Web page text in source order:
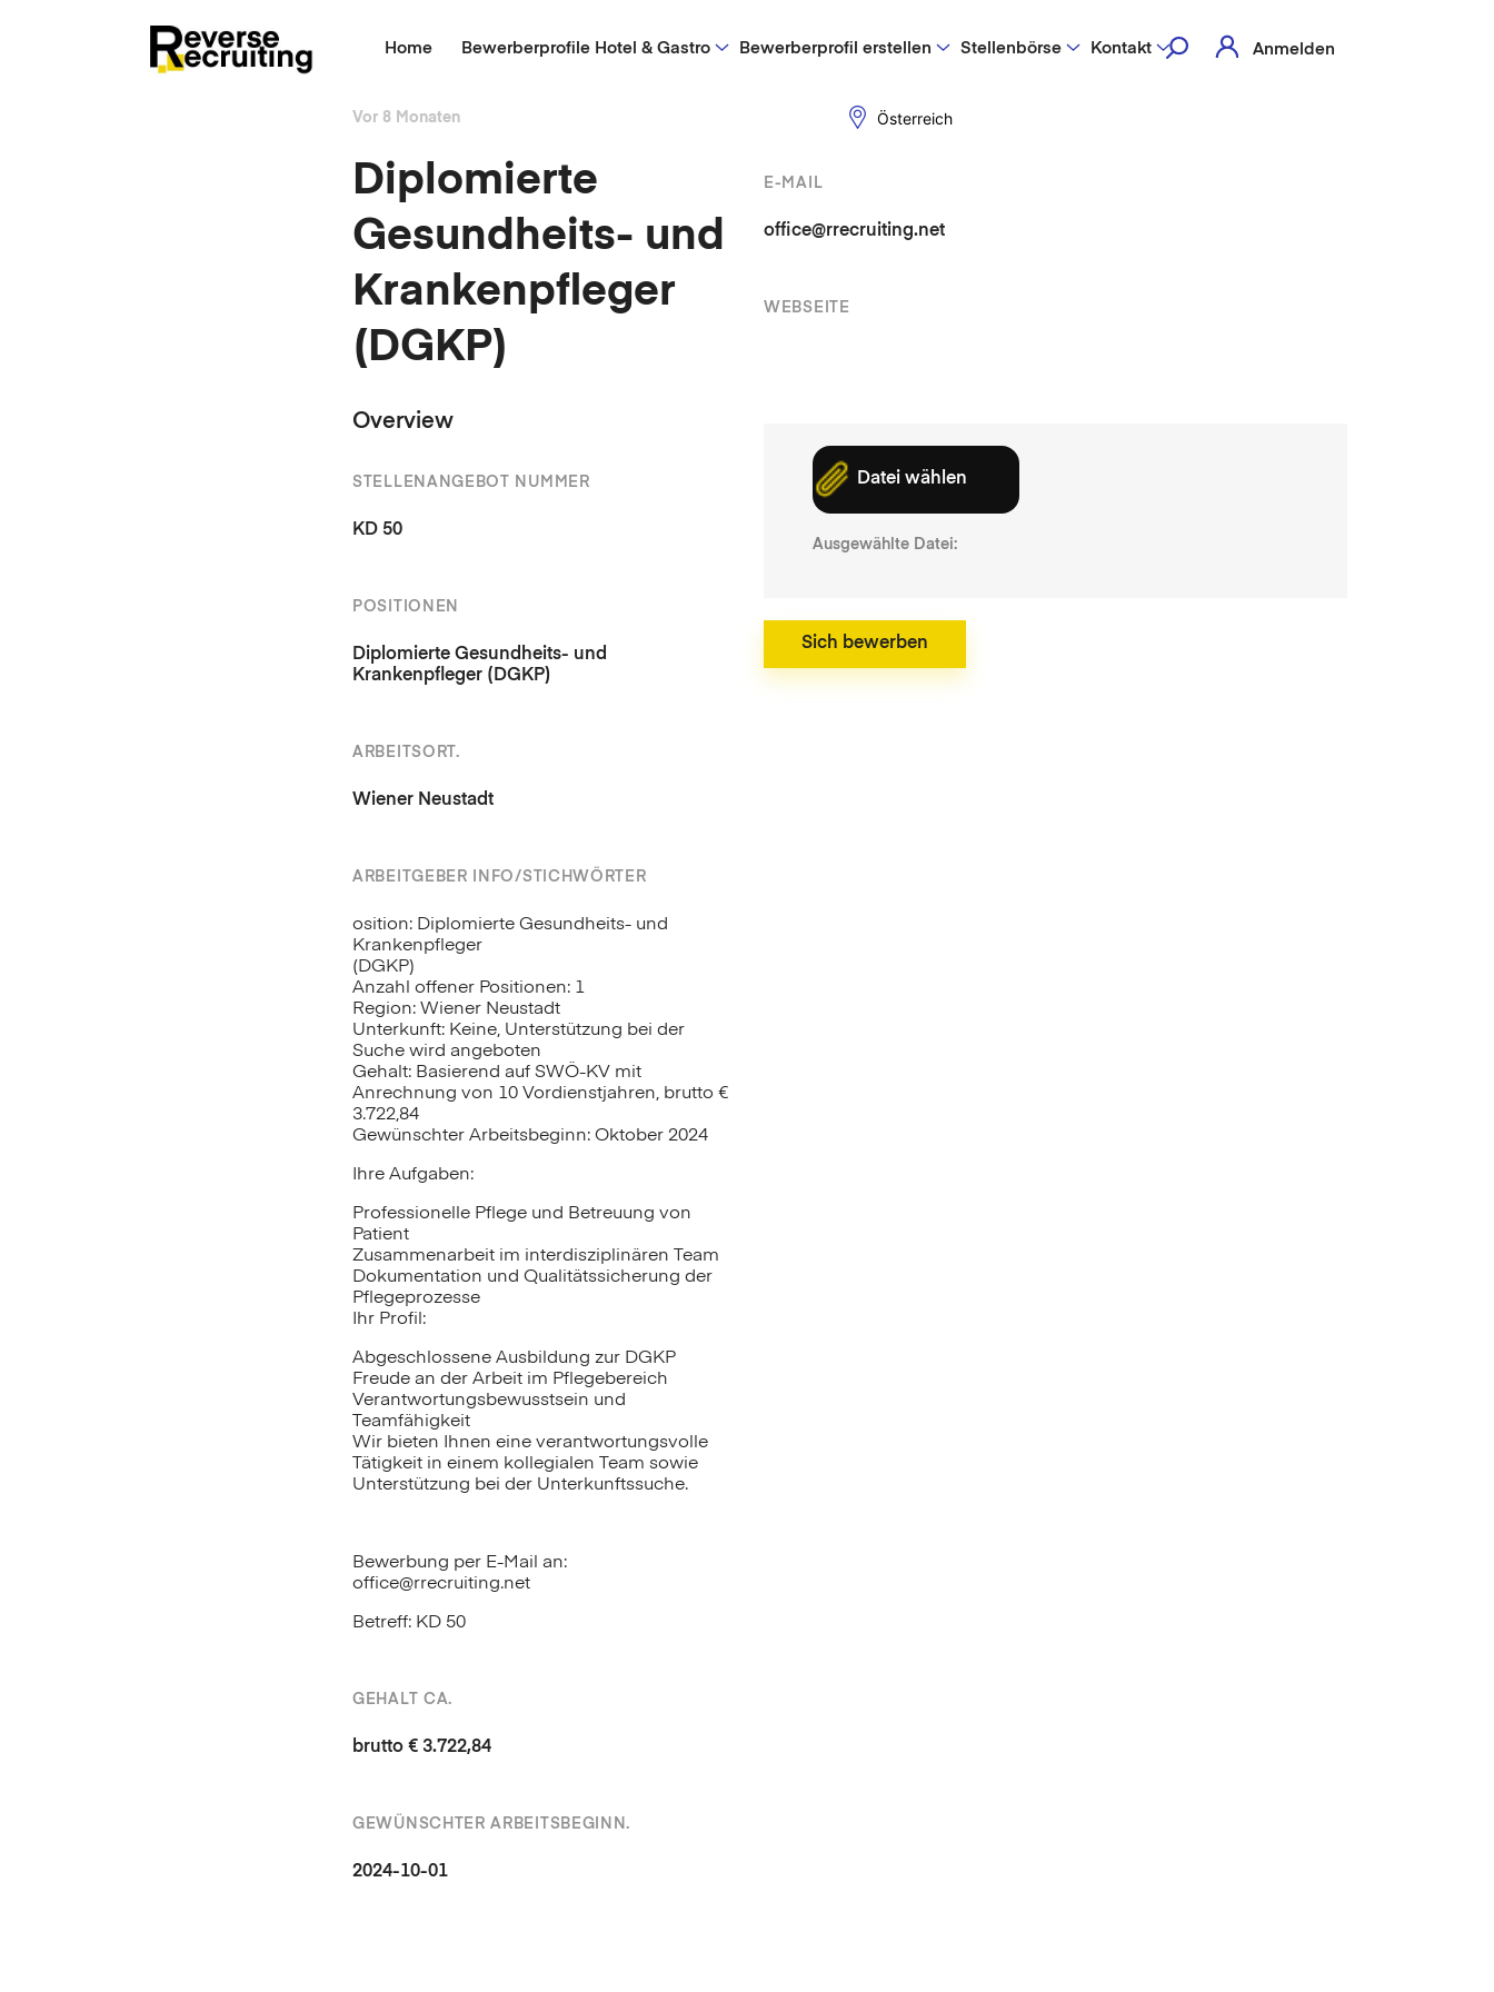
Home Bewerberprofile Hotel & Gastro Bewerberprofil erstellen Stellenbörse Kontakt Anmelden
Vor 8 Monaten Österreich
Diplomierte
Gesundheits- und
Krankenpfleger
(DGKP)
Overview
STELLENANGEBOT NUMMER
KD 50
POSITIONEN
Diplomierte Gesundheits- und
Krankenpfleger (DGKP)
ARBEITSORT.
Wiener Neustadt
ARBEITGEBER INFO/STICHWÖRTER
osition: Diplomierte Gesundheits- und
Krankenpfleger
(DGKP)
Anzahl offener Positionen: 1
Region: Wiener Neustadt
Unterkunft: Keine, Unterstützung bei der
Suche wird angeboten
Gehalt: Basierend auf SWÖ-KV mit
Anrechnung von 10 Vordienstjahren, brutto €
3.722,84
Gewünschter Arbeitsbeginn: Oktober 2024
Ihre Aufgaben:
Professionelle Pflege und Betreuung von
Patient
Zusammenarbeit im interdisziplinären Team
Dokumentation und Qualitätssicherung der
Pflegeprozesse
Ihr Profil:
Abgeschlossene Ausbildung zur DGKP
Freude an der Arbeit im Pflegebereich
Verantwortungsbewusstsein und
Teamfähigkeit
Wir bieten Ihnen eine verantwortungsvolle
Tätigkeit in einem kollegialen Team sowie
Unterstützung bei der Unterkunftssuche.
Bewerbung per E-Mail an:
office@rrecruiting.net
Betreff: KD 50
GEHALT CA.
brutto € 3.722,84
GEWÜNSCHTER ARBEITSBEGINN.
2024-10-01
E-MAIL
office@rrecruiting.net
WEBSEITE
Datei wählen